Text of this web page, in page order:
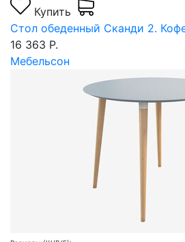
Купить
Стол обеденный Сканди 2.
16 363 Р.
Мебельсон